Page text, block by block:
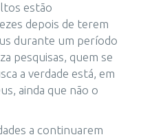
estão
depois de terem
durante um período
pesquisas, quem se
a verdade está, em
ainda que não o
a continuarem